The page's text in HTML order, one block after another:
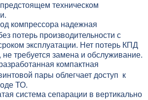
техническом
компрессора надежная
потерь производительности с
эксплуатации. Нет потерь КПД
требуется замена и обслуживание.
компактная
пары облегчает доступ к
ТО.
система сепарации в вертикально